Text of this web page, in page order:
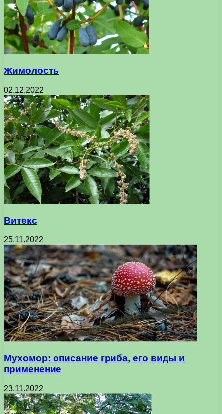
Жимолость
02.12.2022
Витекс
25.11.2022
Мухомор: описание гриба, его виды и
применение
23.11.2022